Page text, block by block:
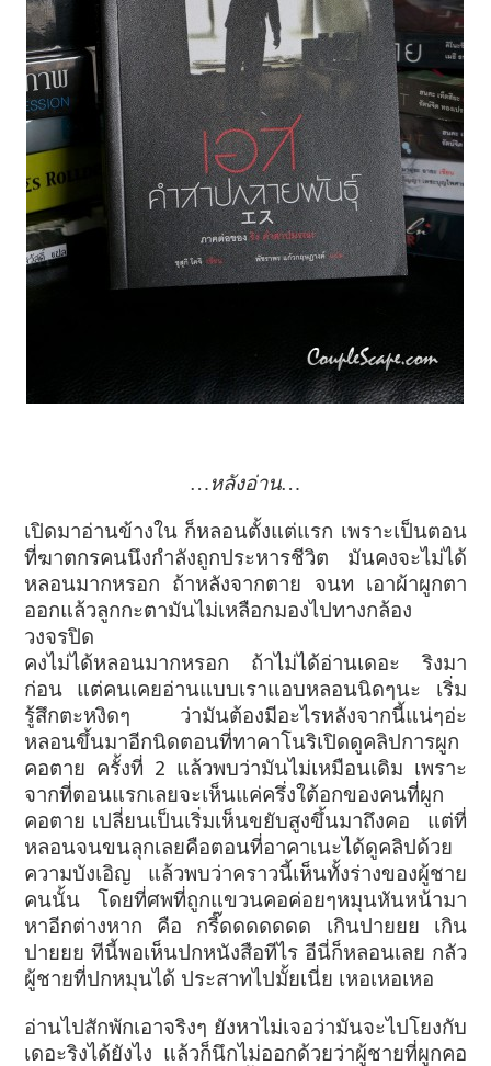
…หลังอ่าน…
เปิดมาอ่านข้างใน ก็หลอนตั้งแต่แรก เพราะเป็นตอน
ที่ฆาตกรคนนึงกำลังถูกประหารชีวิต มันคงจะไม่ได้
หลอนมากหรอก ถ้าหลังจากตาย จนท เอาผ้าผูกตา
ออกแล้วลูกกะตามันไม่เหลือกมองไปทางกล้อง
วงจรปิด
คงไม่ได้หลอนมากหรอก ถ้าไม่ได้อ่านเดอะ ริงมา
ก่อน แต่คนเคยอ่านแบบเราแอบหลอนนิดๆนะ เริ่ม
รู้สึกตะหงิดๆ ว่ามันต้องมีอะไรหลังจากนี้แน่ๆอ่ะ
หลอนขึ้นมาอีกนิดตอนที่ทาคาโนริเปิดดูคลิปการผูก
คอตาย ครั้งที่ 2 แล้วพบว่ามันไม่เหมือนเดิม เพราะ
จากที่ตอนแรกเลยจะเห็นแค่ครึ่งใต้อกของคนที่ผูก
คอตาย เปลี่ยนเป็นเริ่มเห็นขยับสูงขึ้นมาถึงคอ แต่ที่
หลอนจนขนลุกเลยคือตอนที่อาคาเนะได้ดูคลิปด้วย
ความบังเอิญ แล้วพบว่าคราวนี้เห็นทั้งร่างของผู้ชาย
คนนั้น โดยที่ศพที่ถูกแขวนคอค่อยๆหมุนหันหน้ามา
หาอีกต่างหาก คือ กรี๊ดดดดดดด เกินปายยย เกิน
ปายยย ทีนี้พอเห็นปกหนังสือทีไร อีนี่ก็หลอนเลย กลัว
ผู้ชายที่ปกหมุนได้ ประสาทไปมั้ยเนี่ย เหอเหอเหอ
อ่านไปสักพักเอาจริงๆ ยังหาไม่เจอว่ามันจะไปโยงกับ
เดอะริงได้ยังไง แล้วก็นึกไม่ออกด้วยว่าผู้ชายที่ผูกคอ